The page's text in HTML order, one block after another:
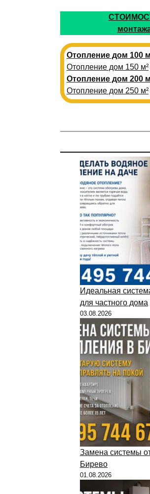
Отопление дом 100
Отопление дом 150 м²
Отопление дом 200
Отопление дом 250 м²
Идеальная
для частного дома
03.08.2026
Замена системы
Бирево
01.08.2026